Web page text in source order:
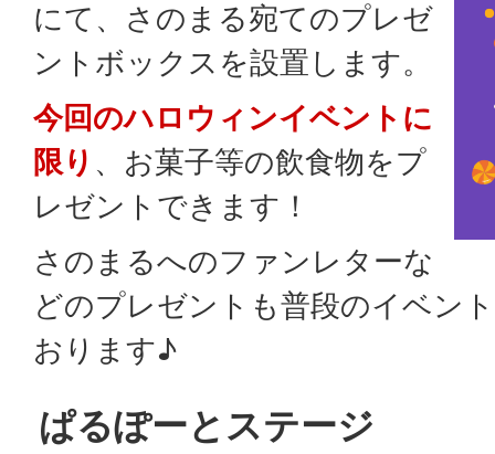
にて、さのまる宛てのプレゼ
ントボックスを設置します。
今回のハロウィンイベントに
限り 、お菓子等の飲食物をプ
レゼントできます！
さのまるへのファンレターな
どのプレゼントも普段のイベン
おります♪
ぱるぽーとステージ